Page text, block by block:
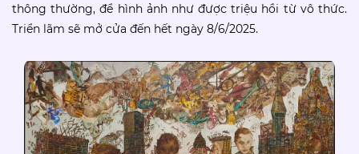
thông thường, để hình ảnh như được triệu hồi từ vô thức.
Triển lãm sẽ mở cửa đến hết ngày 8/6/2025.